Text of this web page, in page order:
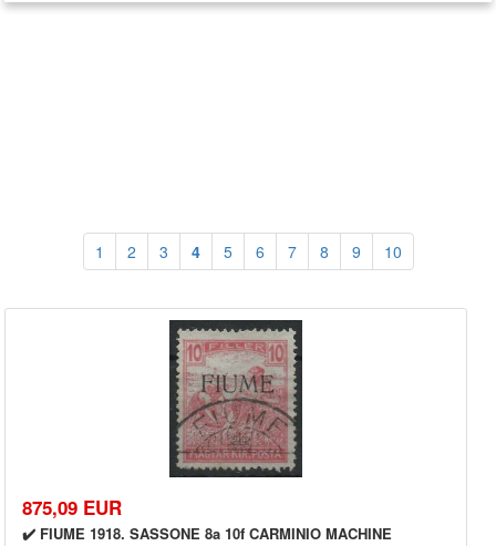
1 2 3 4 5 6 7 8 9 10
875,09 EUR
✔️ FIUME 1918. SASSONE 8a 10f CARMINIO MACHINE